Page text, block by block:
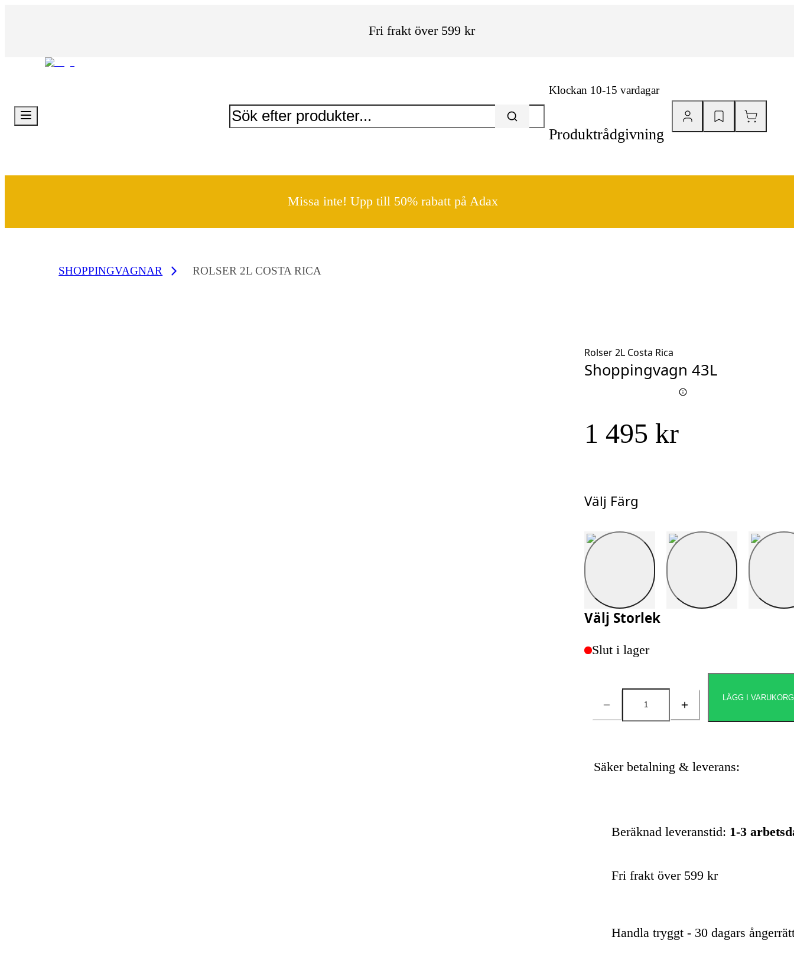
Fri frakt över 599 kr
Klockan 10-15 vardagar
Produktrådgivning
Missa inte! Upp till 50% rabatt på Adax
SHOPPINGVAGNAR ROLSER 2L COSTA RICA
Rolser 2L Costa Rica
Shoppingvagn 43L
1 495 kr
Välj Färg
Välj Färg
Välj Storlek
Slut i lager
Antal
LÄGG I
Säker betalning & leverans:
Beräknad leveranstid: 1-3
Fri frakt över 599 kr
Handla tryggt - 30 dagars